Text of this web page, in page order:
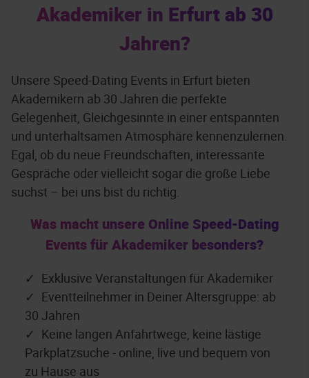
Akademiker in Erfurt ab 30
Jahren?
Unsere Speed-Dating Events in Erfurt bieten
Akademikern ab 30 Jahren die perfekte
Gelegenheit, Gleichgesinnte in einer entspannten
und unterhaltsamen Atmosphäre kennenzulernen.
Egal, ob du neue Freundschaften, interessante
Gespräche oder vielleicht sogar die große Liebe
suchst – bei uns bist du richtig.
Was macht unsere Online Speed-Dating
Events für Akademiker besonders?
Exklusive Veranstaltungen für Akademiker
Eventteilnehmer in Deiner Altersgruppe: ab
30 Jahren
Keine langen Anfahrtwege, keine lästige
Parkplatzsuche - online, live und bequem von
zu Hause aus